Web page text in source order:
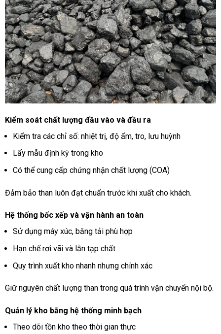
Kiểm soát chất lượng đầu vào và đầu ra
Kiểm tra các chỉ số: nhiệt trị, độ ẩm, tro, lưu huỳnh
Lấy mẫu định kỳ trong kho
Có thể cung cấp chứng nhận chất lượng (COA)
Đảm bảo than luôn đạt chuẩn trước khi xuất cho khách.
Hệ thống bốc xếp và vận hành an toàn
Sử dụng máy xúc, băng tải phù hợp
Hạn chế rơi vãi và lẫn tạp chất
Quy trình xuất kho nhanh nhưng chính xác
Giữ nguyên chất lượng than trong quá trình vận chuyển nội bộ.
Quản lý kho bằng hệ thống minh bạch
Theo dõi tồn kho theo thời gian thực